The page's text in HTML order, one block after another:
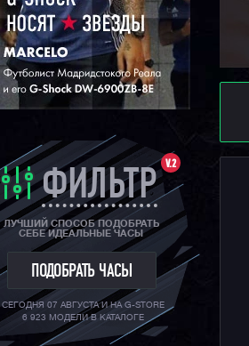
V.2
ФИЛЬТР
ЛУЧШИЙ СПОСОБ ПОДОБРАТЬ
СЕБЕ ИДЕАЛЬНЫЕ ЧАСЫ
ПОДОБРАТЬ ЧАСЫ
СЕГОДНЯ 07 АВГУСТА И НА G-STORE
6 923 МОДЕЛИ В КАТАЛОГЕ